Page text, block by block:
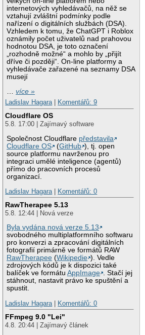
internetových vyhledávačů, na něž se
vztahují zvláštní podmínky podle
nařízení o digitálních službách (DSA).
Vzhledem k tomu, že ChatGPT i Roblox
oznámily počet uživatelů nad prahovou
hodnotou DSA, je toto označení
„rozhodně možné“ a mohlo by „přijít
dříve či později“. On-line platformy a
vyhledávače zařazené na seznamy DSA
musejí
…více »
Ladislav Hagara| Komentářů: 9
Cloudflare OS
5.8. 17:00 | Zajímavý software
Společnost Cloudflare představila
Cloudflare OS
(GitHub ), tj. open
source platformu navrženou pro
integraci umělé inteligence (agentů)
přímo do pracovních procesů
organizací.
Ladislav Hagara| Komentářů: 0
RawTherapee 5.13
5.8. 12:44 | Nová verze
Byla vydána nová verze 5.13
svobodného multiplatformního softwaru
pro konverzi a zpracování digitálních
fotografií primárně ve formátů RAW
RawTherapee (Wikipedie ). Vedle
zdrojových kódů je k dispozici také
balíček ve formátuAppImage . Stačí jej
stáhnout, nastavit právo ke spuštění a
spustit.
Ladislav Hagara| Komentářů: 0
FFmpeg 9.0 "Lei"
4.8. 20:44 | Zajímavý článek